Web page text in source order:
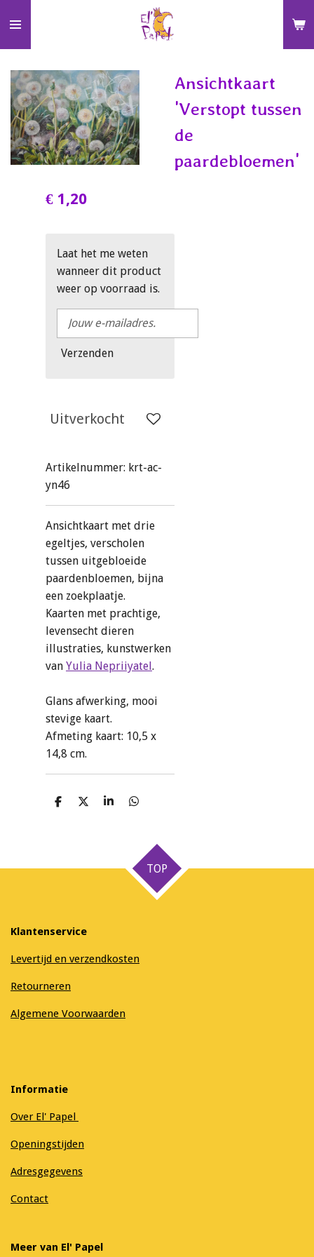
direct
naar
de
hoofdinhoud
Ansichtkaart
'Verstopt tussen
de
paardebloemen'
€ 1,20
Laat het me weten
wanneer dit product
weer op voorraad is.
Verzenden
Uitverkocht
Artikelnummer: krt-ac-
yn46
Ansichtkaart met drie
egeltjes, verscholen
tussen uitgebloeide
paardenbloemen, bijna
een zoekplaatje.
Kaarten met prachtige,
levensecht dieren
illustraties, kunstwerken
van Yulia Nepriiyatel.
Glans afwerking, mooi
stevige kaart.
Afmeting kaart: 10,5 x
14,8 cm.
D
D
S
D
TOP
Klantenservice
Levertijd en verzendkosten
Retourneren
Algemene Voorwaarden
Informatie
Over El' Papel
Openingstijden
Adresgegevens
Contact
Meer van El' Papel